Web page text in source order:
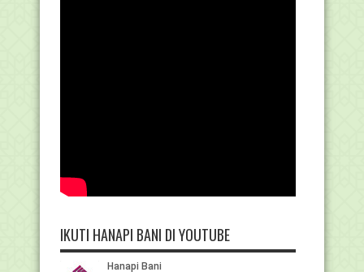
IKUTI HANAPI BANI DI YOUTUBE